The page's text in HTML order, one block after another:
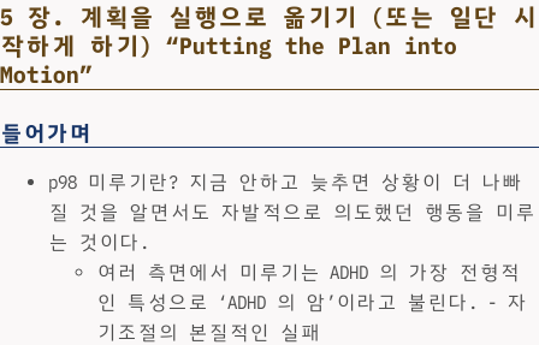
5 장. 계획을 실행으로 옮기기 (또는 일단 시
작하게 하기) “Putting the Plan into
Motion”
들어가며
p98 미루기란? 지금 안하고 늦추면 상황이 더 나빠
질 것을 알면서도 자발적으로 의도했던 행동을 미루
는 것이다.
여러 측면에서 미루기는 ADHD 의 가장 전형적
인 특성으로 ‘ADHD 의 암’이라고 불린다. - 자
기조절의 본질적인 실패